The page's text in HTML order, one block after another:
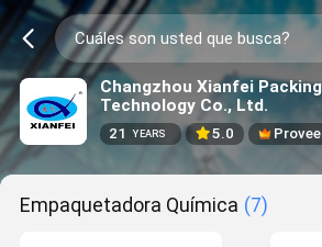
Changzhou Xianfei
Technology Co., Ltd.
21 YEARS 5.0
Empaquetadora Química (7)